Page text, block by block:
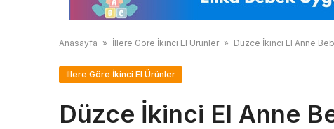
Anasayfa » İllere Göre İkinci El Ürünler » Düzce İkinci El Anne
İllere Göre İkinci El Ürünler
Düzce İkinci El Anne